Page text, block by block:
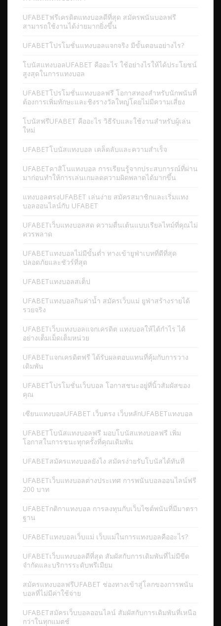
UFABETฟรีเครดิตแทงบอลดีที่สุด สมัครพนันบอลฟรี
สามารถใช้งานได้ง่ายมากยิ่งขึ้น
UFABETโปรโมชั่นแทงบอลแจกจริง มีขั้นตอนอย่างไร?
โบนัสแทงบอลUFABET คืออะไร ใช้อย่างไรให้ได้ประโยชน์
สูงสุดในการแทงบอล
UFABETโปรโมชั่นแทงบอลฟรี โอกาสทองสำหรับนักพนันที่
ต้องการเพิ่มทักษะและชิงรางวัลใหญ่โดยไม่มีความเสี่ยง
โบนัสฟรีUFABET คืออะไร วิธีรับและใช้งานสำหรับผู้เล่น
ใหม่
UFABETโบนัสแทงบอล เคล็ดลับและความสำเร็จ
UFABETคาสิโนแทงบอล การเรียนรู้จากประสบการณ์ที่ผ่าน
มาก่อนทำให้การเล่นเกมลดความผิดพลาดได้มากขึ้น
แทงบอลตรงUFABET เล่นง่าย สมัครสมาชิกและเริ่มแทง
บอลออนไลน์กับ UFABET
UFABETเว็บแทงบอลสด ความตื่นเต้นแบบเรียลไทม์ที่คุณไม่
ควรพลาด
UFABETแทงบอลไม่มีขั้นต่ำ ทางเข้ายูฟ่าเบทที่ดีที่สุด
ปลอดภัยและชัวร์ที่สุด
UFABETแทงบอลสเต็ป
UFABETแทงบอลกินค่าน้ำ สมัครเว็บแม่ ยูฟ่าสร้างรายได้
รวยจริง
UFABETเว็บแทงบอลแจกเครดิต แทงบอลให้ได้กำไร ได้
อย่างเต็มเม็ดเต็มหน่วย
UFABETแจกเครดิตฟรี ได้รับผลตอบแทนที่คุ้มกับการวาง
เดิมพัน
UFABETโปรโมชั่นเว็บบอล โอกาสชนะอยู่ที่นิ้วสัมผัสของ
คุณ
เซียนแทงบอลUFABET เว็บตรง เว็บหลักUFABETแทงบอล
UFABETโบนัสแทงบอลฟรี มอบโบนัสแทงบอลฟรี เพิ่ม
โอกาสในการชนะทุกครั้งที่คุณเดิมพัน
UFABETสมัครแทงบอลยังไง สมัครง่ายรับโบนัสได้ทันที
UFABETเว็บแทงบอลต่างประเทศ การพนันบอลออนไลน์ฟรี
200 บาท
UFABETกติกาแทงบอล การลงทุนกับเว็บไซต์พนันที่มีมาตรา
ฐาน
UFABETแทงบอลเว็บแม่ เว็บแม่ในการแทงบอลคืออะไร?
UFABETเว็บแทงบอลดีที่สุด สัมผัสกับการเดิมพันที่ไม่มีขีด
จำกัดและบริการระดับพรีเมียม
สมัครแทงบอลฟรีUFABET ช่องทางเข้าสู่โลกของการพนัน
บอลที่ไม่มีค่าใช้จ่าย
UFABETสมัครเว็บบอลออนไลน์ สัมผัสกับการเดิมพันที่เหนือ
กว่าในทุกแมตช์